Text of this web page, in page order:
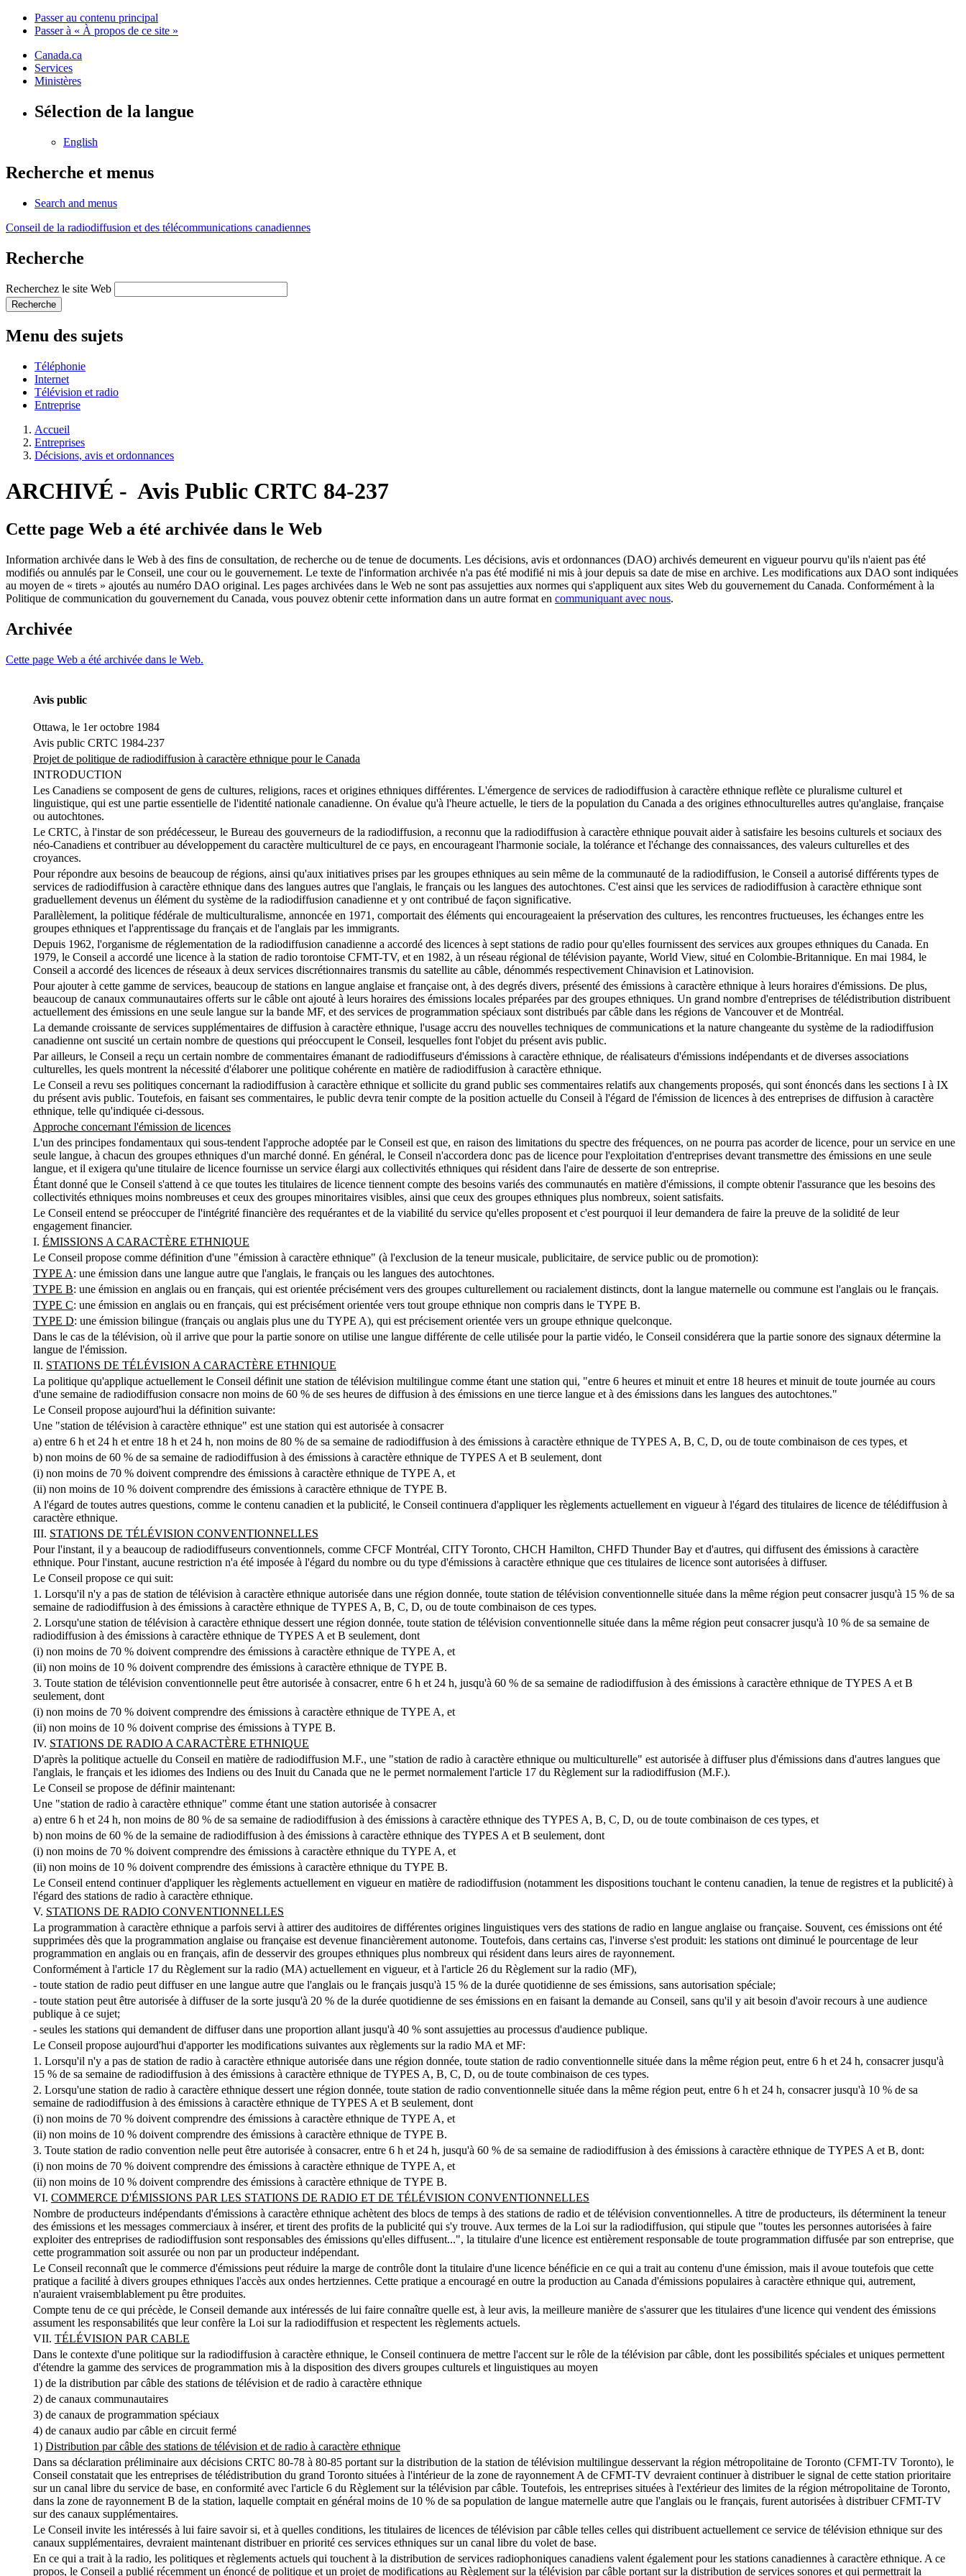
Passer au contenu principal
Passer à « À propos de ce site »
Canada.ca
Services
Ministères
Sélection de la langue
English
Recherche et menus
Search and menus
Conseil de la radiodiffusion et des télécommunications canadiennes
Recherche
Recherchez le site Web
Recherche
Menu des sujets
Téléphonie
Internet
Télévision et radio
Entreprise
Accueil
Entreprises
Décisions, avis et ordonnances
ARCHIVÉ - Avis Public CRTC 84-237
Cette page Web a été archivée dans le Web
Information archivée dans le Web à des fins de consultation, de recherche ou de tenue de documents. Les décisions, avis et ordonnances (DAO) archivés demeurent en vigueur pourvu qu'ils n'aient pas été
modifiés ou annulés par le Conseil, une cour ou le gouvernement. Le texte de l'information archivée n'a pas été modifié ni mis à jour depuis sa date de mise en archive. Les modifications aux DAO sont indiquées
au moyen de « tirets » ajoutés au numéro DAO original. Les pages archivées dans le Web ne sont pas assujetties aux normes qui s'appliquent aux sites Web du gouvernement du Canada. Conformément à la
Politique de communication du gouvernement du Canada, vous pouvez obtenir cette information dans un autre format en communiquant avec nous.
Archivée
Cette page Web a été archivée dans le Web.
Avis public
Ottawa, le 1er octobre 1984
Avis public CRTC 1984-237
Projet de politique de radiodiffusion à caractère ethnique pour le Canada
INTRODUCTION
Les Canadiens se composent de gens de cultures, religions, races et origines ethniques différentes. L'émergence de services de radiodiffusion à caractère ethnique reflète ce pluralisme culturel et
linguistique, qui est une partie essentielle de l'identité nationale canadienne. On évalue qu'à l'heure actuelle, le tiers de la population du Canada a des origines ethnoculturelles autres qu'anglaise, française
ou autochtones.
Le CRTC, à l'instar de son prédécesseur, le Bureau des gouverneurs de la radiodiffusion, a reconnu que la radiodiffusion à caractère ethnique pouvait aider à satisfaire les besoins culturels et sociaux des
néo-Canadiens et contribuer au développement du caractère multiculturel de ce pays, en encourageant l'harmonie sociale, la tolérance et l'échange des connaissances, des valeurs culturelles et des
croyances.
Pour répondre aux besoins de beaucoup de régions, ainsi qu'aux initiatives prises par les groupes ethniques au sein même de la communauté de la radiodiffusion, le Conseil a autorisé différents types de
services de radiodiffusion à caractère ethnique dans des langues autres que l'anglais, le français ou les langues des autochtones. C'est ainsi que les services de radiodiffusion à caractère ethnique sont
graduellement devenus un élément du système de la radiodiffusion canadienne et y ont contribué de façon significative.
Parallèlement, la politique fédérale de multiculturalisme, annoncée en 1971, comportait des éléments qui encourageaient la préservation des cultures, les rencontres fructueuses, les échanges entre les
groupes ethniques et l'apprentissage du français et de l'anglais par les immigrants.
Depuis 1962, l'organisme de réglementation de la radiodiffusion canadienne a accordé des licences à sept stations de radio pour qu'elles fournissent des services aux groupes ethniques du Canada. En
1979, le Conseil a accordé une licence à la station de radio torontoise CFMT-TV, et en 1982, à un réseau régional de télévision payante, World View, situé en Colombie-Britannique. En mai 1984, le
Conseil a accordé des licences de réseaux à deux services discrétionnaires transmis du satellite au câble, dénommés respectivement Chinavision et Latinovision.
Pour ajouter à cette gamme de services, beaucoup de stations en langue anglaise et française ont, à des degrés divers, présenté des émissions à caractère ethnique à leurs horaires d'émissions. De plus,
beaucoup de canaux communautaires offerts sur le câble ont ajouté à leurs horaires des émissions locales préparées par des groupes ethniques. Un grand nombre d'entreprises de télédistribution distribuent
actuellement des émissions en une seule langue sur la bande MF, et des services de programmation spéciaux sont distribués par câble dans les régions de Vancouver et de Montréal.
La demande croissante de services supplémentaires de diffusion à caractère ethnique, l'usage accru des nouvelles techniques de communications et la nature changeante du système de la radiodiffusion
canadienne ont suscité un certain nombre de questions qui préoccupent le Conseil, lesquelles font l'objet du présent avis public.
Par ailleurs, le Conseil a reçu un certain nombre de commentaires émanant de radiodiffuseurs d'émissions à caractère ethnique, de réalisateurs d'émissions indépendants et de diverses associations
culturelles, les quels montrent la nécessité d'élaborer une politique cohérente en matière de radiodiffusion à caractère ethnique.
Le Conseil a revu ses politiques concernant la radiodiffusion à caractère ethnique et sollicite du grand public ses commentaires relatifs aux changements proposés, qui sont énoncés dans les sections I à IX
du présent avis public. Toutefois, en faisant ses commentaires, le public devra tenir compte de la position actuelle du Conseil à l'égard de l'émission de licences à des entreprises de diffusion à caractère
ethnique, telle qu'indiquée ci-dessous.
Approche concernant l'émission de licences
L'un des principes fondamentaux qui sous-tendent l'approche adoptée par le Conseil est que, en raison des limitations du spectre des fréquences, on ne pourra pas acorder de licence, pour un service en une
seule langue, à chacun des groupes ethniques d'un marché donné. En général, le Conseil n'accordera donc pas de licence pour l'exploitation d'entreprises devant transmettre des émissions en une seule
langue, et il exigera qu'une titulaire de licence fournisse un service élargi aux collectivités ethniques qui résident dans l'aire de desserte de son entreprise.
Étant donné que le Conseil s'attend à ce que toutes les titulaires de licence tiennent compte des besoins variés des communautés en matière d'émissions, il compte obtenir l'assurance que les besoins des
collectivités ethniques moins nombreuses et ceux des groupes minoritaires visibles, ainsi que ceux des groupes ethniques plus nombreux, soient satisfaits.
Le Conseil entend se préoccuper de l'intégrité financière des requérantes et de la viabilité du service qu'elles proposent et c'est pourquoi il leur demandera de faire la preuve de la solidité de leur
engagement financier.
I. ÉMISSIONS A CARACTÈRE ETHNIQUE
Le Conseil propose comme définition d'une "émission à caractère ethnique" (à l'exclusion de la teneur musicale, publicitaire, de service public ou de promotion):
TYPE A: une émission dans une langue autre que l'anglais, le français ou les langues des autochtones.
TYPE B: une émission en anglais ou en français, qui est orientée précisément vers des groupes culturellement ou racialement distincts, dont la langue maternelle ou commune est l'anglais ou le français.
TYPE C: une émission en anglais ou en français, qui est précisément orientée vers tout groupe ethnique non compris dans le TYPE B.
TYPE D: une émission bilingue (français ou anglais plus une du TYPE A), qui est précisement orientée vers un groupe ethnique quelconque.
Dans le cas de la télévision, où il arrive que pour la partie sonore on utilise une langue différente de celle utilisée pour la partie vidéo, le Conseil considérera que la partie sonore des signaux détermine la
langue de l'émission.
II. STATIONS DE TÉLÉVISION A CARACTÈRE ETHNIQUE
La politique qu'applique actuellement le Conseil définit une station de télévision multilingue comme étant une station qui, "entre 6 heures et minuit et entre 18 heures et minuit de toute journée au cours
d'une semaine de radiodiffusion consacre non moins de 60 % de ses heures de diffusion à des émissions en une tierce langue et à des émissions dans les langues des autochtones."
Le Conseil propose aujourd'hui la définition suivante:
Une "station de télévision à caractère ethnique" est une station qui est autorisée à consacrer
a) entre 6 h et 24 h et entre 18 h et 24 h, non moins de 80 % de sa semaine de radiodiffusion à des émissions à caractère ethnique de TYPES A, B, C, D, ou de toute combinaison de ces types, et
b) non moins de 60 % de sa semaine de radiodiffusion à des émissions à caractère ethnique de TYPES A et B seulement, dont
(i) non moins de 70 % doivent comprendre des émissions à caractère ethnique de TYPE A, et
(ii) non moins de 10 % doivent comprendre des émissions à caractère ethnique de TYPE B.
A l'égard de toutes autres questions, comme le contenu canadien et la publicité, le Conseil continuera d'appliquer les règlements actuellement en vigueur à l'égard des titulaires de licence de télédiffusion à
caractère ethnique.
III. STATIONS DE TÉLÉVISION CONVENTIONNELLES
Pour l'instant, il y a beaucoup de radiodiffuseurs conventionnels, comme CFCF Montréal, CITY Toronto, CHCH Hamilton, CHFD Thunder Bay et d'autres, qui diffusent des émissions à caractère
ethnique. Pour l'instant, aucune restriction n'a été imposée à l'égard du nombre ou du type d'émissions à caractère ethnique que ces titulaires de licence sont autorisées à diffuser.
Le Conseil propose ce qui suit:
1. Lorsqu'il n'y a pas de station de télévision à caractère ethnique autorisée dans une région donnée, toute station de télévision conventionnelle située dans la même région peut consacrer jusqu'à 15 % de sa
semaine de radiodiffusion à des émissions à caractère ethnique de TYPES A, B, C, D, ou de toute combinaison de ces types.
2. Lorsqu'une station de télévision à caractère ethnique dessert une région donnée, toute station de télévision conventionnelle située dans la même région peut consacrer jusqu'à 10 % de sa semaine de
radiodiffusion à des émissions à caractère ethnique de TYPES A et B seulement, dont
(i) non moins de 70 % doivent comprendre des émissions à caractère ethnique de TYPE A, et
(ii) non moins de 10 % doivent comprendre des émissions à caractère ethnique de TYPE B.
3. Toute station de télévision conventionnelle peut être autorisée à consacrer, entre 6 h et 24 h, jusqu'à 60 % de sa semaine de radiodiffusion à des émissions à caractère ethnique de TYPES A et B
seulement, dont
(i) non moins de 70 % doivent comprendre des émissions à caractère ethnique de TYPE A, et
(ii) non moins de 10 % doivent comprise des émissions à TYPE B.
IV. STATIONS DE RADIO A CARACTÈRE ETHNIQUE
D'après la politique actuelle du Conseil en matière de radiodiffusion M.F., une "station de radio à caractère ethnique ou multiculturelle" est autorisée à diffuser plus d'émissions dans d'autres langues que
l'anglais, le français et les idiomes des Indiens ou des Inuit du Canada que ne le permet normalement l'article 17 du Règlement sur la radiodiffusion (M.F.).
Le Conseil se propose de définir maintenant:
Une "station de radio à caractère ethnique" comme étant une station autorisée à consacrer
a) entre 6 h et 24 h, non moins de 80 % de sa semaine de radiodiffusion à des émissions à caractère ethnique des TYPES A, B, C, D, ou de toute combinaison de ces types, et
b) non moins de 60 % de la semaine de radiodiffusion à des émissions à caractère ethnique des TYPES A et B seulement, dont
(i) non moins de 70 % doivent comprendre des émissions à caractère ethnique du TYPE A, et
(ii) non moins de 10 % doivent comprendre des émissions à caractère ethnique du TYPE B.
Le Conseil entend continuer d'appliquer les règlements actuellement en vigueur en matière de radiodiffusion (notamment les dispositions touchant le contenu canadien, la tenue de registres et la publicité) à
l'égard des stations de radio à caractère ethnique.
V. STATIONS DE RADIO CONVENTIONNELLES
La programmation à caractère ethnique a parfois servi à attirer des auditoires de différentes origines linguistiques vers des stations de radio en langue anglaise ou française. Souvent, ces émissions ont été
supprimées dès que la programmation anglaise ou française est devenue financièrement autonome. Toutefois, dans certains cas, l'inverse s'est produit: les stations ont diminué le pourcentage de leur
programmation en anglais ou en français, afin de desservir des groupes ethniques plus nombreux qui résident dans leurs aires de rayonnement.
Conformément à l'article 17 du Règlement sur la radio (MA) actuellement en vigueur, et à l'article 26 du Règlement sur la radio (MF),
- toute station de radio peut diffuser en une langue autre que l'anglais ou le français jusqu'à 15 % de la durée quotidienne de ses émissions, sans autorisation spéciale;
- toute station peut être autorisée à diffuser de la sorte jusqu'à 20 % de la durée quotidienne de ses émissions en en faisant la demande au Conseil, sans qu'il y ait besoin d'avoir recours à une audience
publique à ce sujet;
- seules les stations qui demandent de diffuser dans une proportion allant jusqu'à 40 % sont assujetties au processus d'audience publique.
Le Conseil propose aujourd'hui d'apporter les modifications suivantes aux règlements sur la radio MA et MF:
1. Lorsqu'il n'y a pas de station de radio à caractère ethnique autorisée dans une région donnée, toute station de radio conventionnelle située dans la même région peut, entre 6 h et 24 h, consacrer jusqu'à
15 % de sa semaine de radiodiffusion à des émissions à caractère ethnique de TYPES A, B, C, D, ou de toute combinaison de ces types.
2. Lorsqu'une station de radio à caractère ethnique dessert une région donnée, toute station de radio conventionnelle située dans la même région peut, entre 6 h et 24 h, consacrer jusqu'à 10 % de sa
semaine de radiodiffusion à des émissions à caractère ethnique de TYPES A et B seulement, dont
(i) non moins de 70 % doivent comprendre des émissions à caractère ethnique de TYPE A, et
(ii) non moins de 10 % doivent comprendre des émissions à caractère ethnique de TYPE B.
3. Toute station de radio convention nelle peut être autorisée à consacrer, entre 6 h et 24 h, jusqu'à 60 % de sa semaine de radiodiffusion à des émissions à caractère ethnique de TYPES A et B, dont:
(i) non moins de 70 % doivent comprendre des émissions à caractère ethnique de TYPE A, et
(ii) non moins de 10 % doivent comprendre des émissions à caractère ethnique de TYPE B.
VI. COMMERCE D'ÉMISSIONS PAR LES STATIONS DE RADIO ET DE TÉLÉVISION CONVENTIONNELLES
Nombre de producteurs indépendants d'émissions à caractère ethnique achètent des blocs de temps à des stations de radio et de télévision conventionnelles. A titre de producteurs, ils déterminent la teneur
des émissions et les messages commerciaux à insérer, et tirent des profits de la publicité qui s'y trouve. Aux termes de la Loi sur la radiodiffusion, qui stipule que "toutes les personnes autorisées à faire
exploiter des entreprises de radiodiffusion sont responsables des émissions qu'elles diffusent...", la titulaire d'une licence est entièrement responsable de toute programmation diffusée par son entreprise, que
cette programmation soit assurée ou non par un producteur indépendant.
Le Conseil reconnaît que le commerce d'émissions peut réduire la marge de contrôle dont la titulaire d'une licence bénéficie en ce qui a trait au contenu d'une émission, mais il avoue toutefois que cette
pratique a facilité à divers groupes ethniques l'accès aux ondes hertziennes. Cette pratique a encouragé en outre la production au Canada d'émissions populaires à caractère ethnique qui, autrement,
n'auraient vraisemblablement pu être produites.
Compte tenu de ce qui précède, le Conseil demande aux intéressés de lui faire connaître quelle est, à leur avis, la meilleure manière de s'assurer que les titulaires d'une licence qui vendent des émissions
assument les responsabilités que leur confère la Loi sur la radiodiffusion et respectent les règlements actuels.
VII. TÉLÉVISION PAR CABLE
Dans le contexte d'une politique sur la radiodiffusion à caractère ethnique, le Conseil continuera de mettre l'accent sur le rôle de la télévision par câble, dont les possibilités spéciales et uniques permettent
d'étendre la gamme des services de programmation mis à la disposition des divers groupes culturels et linguistiques au moyen
1) de la distribution par câble des stations de télévision et de radio à caractère ethnique
2) de canaux communautaires
3) de canaux de programmation spéciaux
4) de canaux audio par câble en circuit fermé
1) Distribution par câble des stations de télévision et de radio à caractère ethnique
Dans sa déclaration préliminaire aux décisions CRTC 80-78 à 80-85 portant sur la distribution de la station de télévision multilingue desservant la région métropolitaine de Toronto (CFMT-TV Toronto), le
Conseil constatait que les entreprises de télédistribution du grand Toronto situées à l'intérieur de la zone de rayonnement A de CFMT-TV devraient continuer à distribuer le signal de cette station prioritaire
sur un canal libre du service de base, en conformité avec l'article 6 du Règlement sur la télévision par câble. Toutefois, les entreprises situées à l'extérieur des limites de la région métropolitaine de Toronto,
dans la zone de rayonnement B de la station, laquelle comptait en général moins de 10 % de sa population de langue maternelle autre que l'anglais ou le français, furent autorisées à distribuer CFMT-TV
sur des canaux supplémentaires.
Le Conseil invite les intéressés à lui faire savoir si, et à quelles conditions, les titulaires de licences de télévision par câble telles celles qui distribuent actuellement ce service de télévision ethnique sur des
canaux supplémentaires, devraient maintenant distribuer en priorité ces services ethniques sur un canal libre du volet de base.
En ce qui a trait à la radio, les politiques et règlements actuels qui touchent à la distribution de services radiophoniques canadiens valent également pour les stations canadiennes à caractère ethnique. A ce
propos, le Conseil a publié récemment un énoncé de politique et un projet de modifications au Règlement sur la télévision par câble portant sur la distribution de services sonores et qui permettrait la